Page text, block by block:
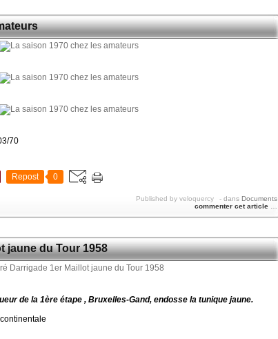
70
Repost 0
Published by veloquercy - dans Documents
commenter cet article
jaune du Tour 1958
de la 1ère étape , Bruxelles-Gand, endosse la tunique jaune.